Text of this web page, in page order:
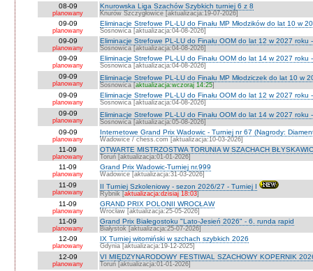
08-09
planowany
Knurowska Liga Szachów Szybkich turniej 6 z 8
Knurów Szczygłowice [aktualizacja:19-07-2026]
09-09
planowany
Eliminacje Strefowe PL-LU do Finału MP Młodzików do lat 10 w
Sosnowica [aktualizacja:04-08-2026]
09-09
planowany
Eliminacje Strefowe PL-LU do Finału OOM do lat 12 w 2027 roku
Sosnowica [aktualizacja:04-08-2026]
09-09
planowany
Eliminacje Strefowe PL-LU do Finału OOM do lat 14 w 2027 roku
Sosnowica [aktualizacja:04-08-2026]
09-09
planowany
Eliminacje Strefowe PL-LU do Finału MP Młodziczek do lat 10 w
Sosnowica [aktualizacja:wczoraj 14:25]
09-09
planowany
Eliminacje Strefowe PL-LU do Finału OOM do lat 12 w 2027 roku
Sosnowica [aktualizacja:04-08-2026]
09-09
planowany
Eliminacje Strefowe PL-LU do Finału OOM do lat 14 w 2027 roku
Sosnowica [aktualizacja:05-08-2026]
09-09
planowany
Internetowe Grand Prix Wadowic - Turniej nr 67 (Nagrody:
Wadowice / chess.com [aktualizacja:10-03-2026]
11-09
planowany
OTWARTE MISTRZOSTWA TORUNIA W SZACHACH
Toruń [aktualizacja:01-01-2026]
11-09
planowany
Grand Prix Wadowic-Turniej nr.999
Wadowice [aktualizacja:31-03-2026]
11-09
planowany
II Turniej Szkoleniowy - sezon 2026/27 - Turniej I
Rybnik [aktualizacja:dzisiaj 18:03]
11-09
planowany
GRAND PRIX POLONII WROCŁAW
Wrocław [aktualizacja:25-05-2026]
11-09
planowany
Grand Prix Białegostoku "Lato-Jesień 2026" - 6. runda rapid
Białystok [aktualizacja:25-07-2026]
12-09
planowany
IX Turniej witomiński w szchach szybkich 2026
Gdynia [aktualizacja:19-12-2025]
12-09
planowany
VI MIĘDZYNARODOWY FESTIWAL SZACHOWY KOPERNIK
Toruń [aktualizacja:01-01-2026]